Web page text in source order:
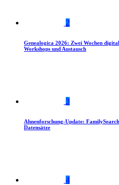
2
Genealogica 2026: Zwei Wochen
Workshops und Austausch
3
Ahnenforschung-Update:
Datensätze
4